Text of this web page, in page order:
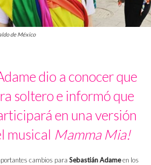
de México
dio a conocer que
soltero e informó que
en una versión
musical Mamma Mia!
cambios para Sebastián Adameen los